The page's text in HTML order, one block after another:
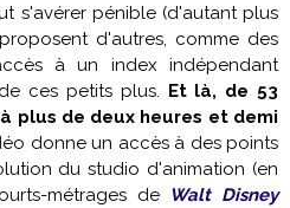
s'avérer pénible (d'autant plus
d'autres, comme des
à un index indépendant
ces petits plus. Et là, de 53
plus de deux heures et demi
donne un accès à des points
du studio d'animation (en
métrages de Walt Disney